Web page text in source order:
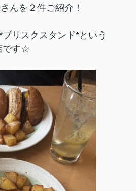
んを２件ご紹介！
リスクスタンド*という
です☆